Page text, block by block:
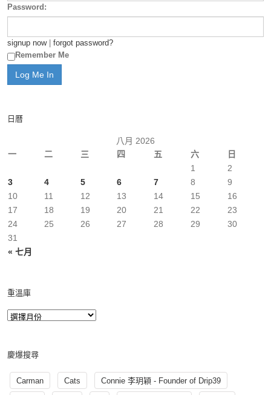
Password:
signup now| forgot password?
Remember Me
日曆
八月 2026
一
二 三 四 五 六 日
« 七月
1
2
3
4 5 6 7 8
9
10
11 12 13 14 15
16
17
18 19 20 21 22
23
24
25 26 27 28 29
30
31
重溫庫
慶爆搜尋
Carman Cats Connie 李玥穎 - Founder of Drip39